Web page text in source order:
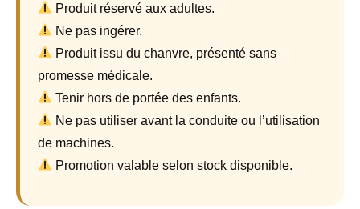
Produit réservé aux adultes.
Ne pas ingérer.
Produit issu du chanvre, présenté sans
promesse médicale.
Tenir hors de portée des enfants.
Ne pas utiliser avant la conduite ou l’utilisation
de machines.
Promotion valable selon stock disponible.